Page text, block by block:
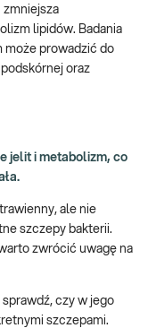
zmniejsza
lipidów. Badania
może prowadzić do
oraz
jelit i metabolizm, co
ale nie
szczepy bakterii.
zwrócić uwagę na
czy w jego
szczepami.